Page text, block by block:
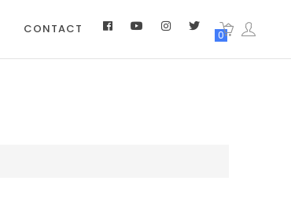
CONTACT 0